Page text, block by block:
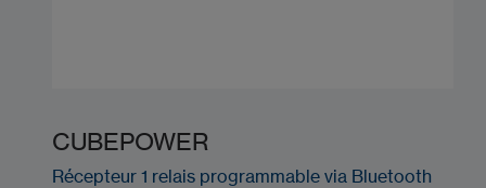
CUBEPOWER
Récepteur 1 relais programmable via Bluetooth